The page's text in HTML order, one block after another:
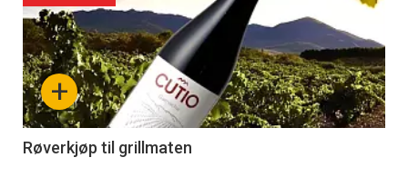
akkurat
nå
-
4
+
Røverkjøp til grillmaten